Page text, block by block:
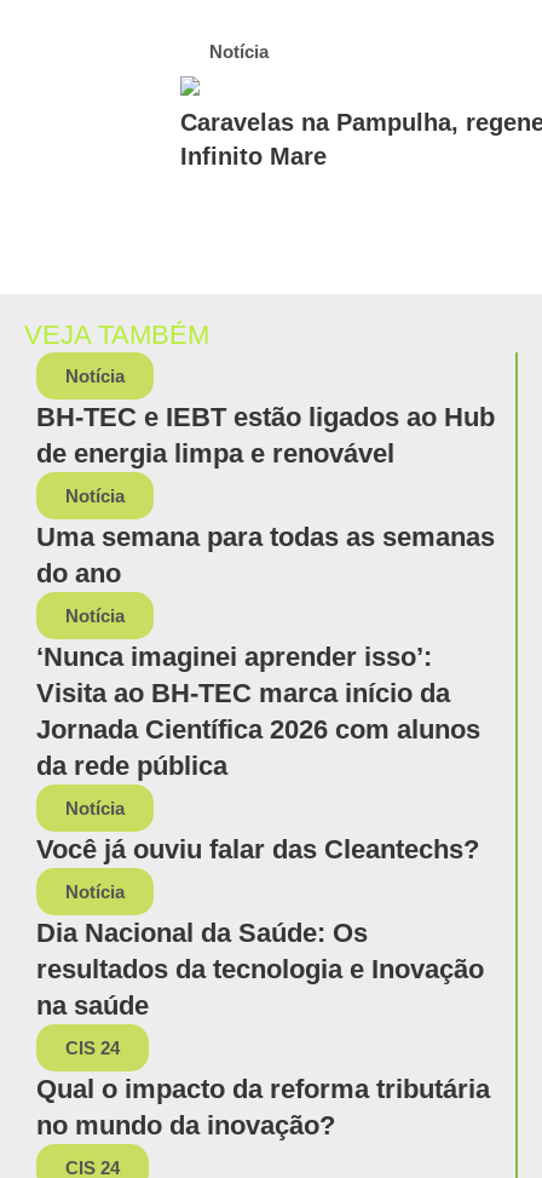
Notícia
Caravelas na Pampulha,
Infinito Mare
VEJA TAMBÉM
Notícia
BH-TEC e IEBT estão ligados ao Hub
de energia limpa e renovável
Notícia
Uma semana para todas as semanas
do ano
Notícia
‘Nunca imaginei aprender isso’:
Visita ao BH-TEC marca início da
Jornada Científica 2026 com alunos
da rede pública
Notícia
Você já ouviu falar das Cleantechs?
Notícia
Dia Nacional da Saúde: Os
resultados da tecnologia e Inovação
na saúde
CIS 24
Qual o impacto da reforma tributária
no mundo da inovação?
CIS 24